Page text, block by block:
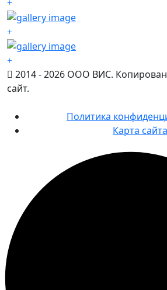
2014 - 2026 ООО ВИС.
сайт.
Политика
Карта сайта